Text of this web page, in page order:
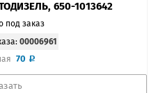
650-1013642
под заказ
00006961
70